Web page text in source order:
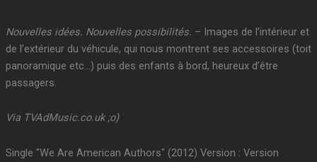
Nouvelles idées. Nouvelles possibilités. – Images de l’intérieur et
de l’extérieur du véhicule, qui nous montrent ses accessoires (toit
panoramique etc…) puis des enfants à bord, heureux d’être
passagers.
Via TVAdMusic.co.uk ;o)
Single "We Are American Authors" (2012) Version : Version